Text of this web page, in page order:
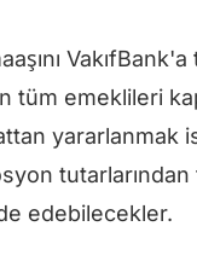
tüm emeklileri
yararlanmak
edebilecekler.